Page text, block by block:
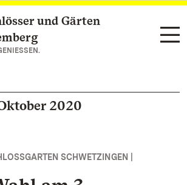
springenund Gärten
2020
SCHWETZINGEN |